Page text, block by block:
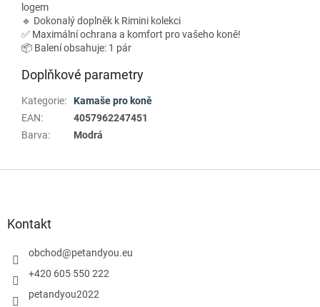
logem
🔹 Dokonalý doplněk k Rimini kolekci
✅ Maximální ochrana a komfort pro vašeho koně!
📦 Balení obsahuje: 1 pár
Doplňkové parametry
Kategorie:
Kamaše pro koně
EAN:
4057962247451
Barva: Modrá
Kontakt
obchod@petandyou.eu
+420 605 550 222
petandyou2022